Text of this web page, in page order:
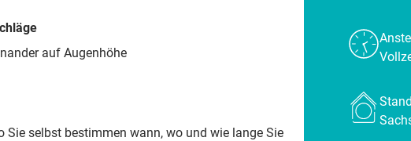
auf Augenhöhe
Sie selbst bestimmen wann, wo und wie lange Sie